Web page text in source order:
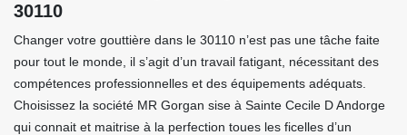
30110
Changer votre gouttière dans le 30110 n’est pas une tâche faite
pour tout le monde, il s’agit d’un travail fatigant, nécessitant des
compétences professionnelles et des équipements adéquats.
Choisissez la société MR Gorgan sise à Sainte Cecile D Andorge
qui connait et maitrise à la perfection toues les ficelles d’un